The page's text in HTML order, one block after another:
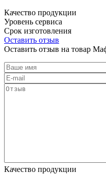
Качество продукции
Уровень сервиса
Срок изготовления
Оставить отзыв
Оставить отзыв на товар
Качество продукции